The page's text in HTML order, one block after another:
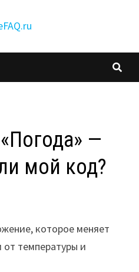
—
мой код?
которое меняет
температуры и